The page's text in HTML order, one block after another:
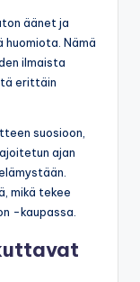
äänet ja
Nämä
ilmaista
erittäin
suosioon,
ajan
mikä tekee
-kaupassa.